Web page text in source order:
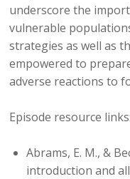
underscore the
vulnerable
strategies as well as
empowered to
adverse reactions to
Episode resource links:
Abrams, E. M., &
introduction and